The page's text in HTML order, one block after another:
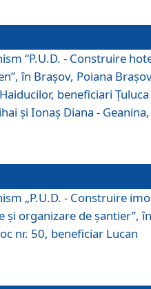
“P.U.D. - Construire
în Braşov, Poiana
beneficiari
şi Ionaş Diana - Geanina,
„P.U.D. - Construire
organizare de șantier”, în
nr. 50, beneficiar Lucan